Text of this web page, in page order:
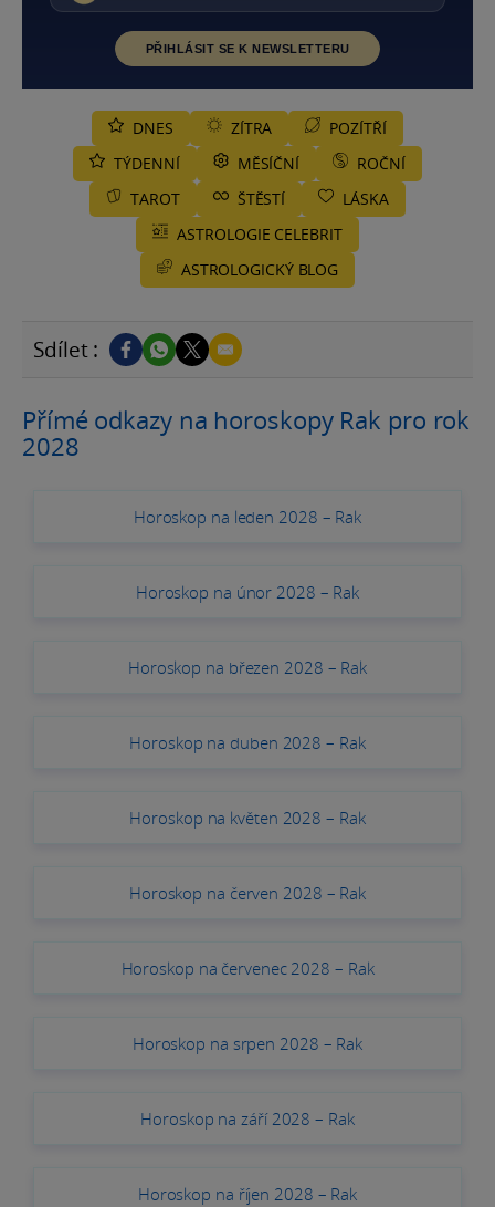
PŘIHLÁSIT SE K NEWSLETTERU
DNES ZÍTRA
POZÍTŘÍ
TÝDENNÍ
MĚSÍČNÍ
ROČNÍ
TAROT
ŠTĚSTÍ
LÁSKA
ASTROLOGIE CELEBRIT
ASTROLOGICKÝ BLOG
Sdílet :
Přímé odkazy na horoskopy Rak pro rok
2028
Horoskop na leden 2028 – Rak
Horoskop na únor 2028 – Rak
Horoskop na březen 2028 – Rak
Horoskop na duben 2028 – Rak
Horoskop na květen 2028 – Rak
Horoskop na červen 2028 – Rak
Horoskop na červenec 2028 – Rak
Horoskop na srpen 2028 – Rak
Horoskop na září 2028 – Rak
Horoskop na říjen 2028 – Rak